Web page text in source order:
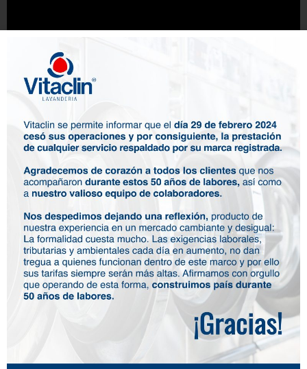
Contáctanos
Un ejemplo de las prendas que te lavamos